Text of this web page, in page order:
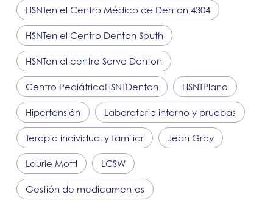
HSNTen el Centro Médico de Denton 4304
HSNTen el Centro Denton South
HSNTen el centro Serve Denton
Centro PediátricoHSNTDenton HSNTPlano
Hipertensión Laboratorio interno y pruebas
Terapia individual y familiar Jean Gray
Laurie Mottl LCSW
Gestión de medicamentos